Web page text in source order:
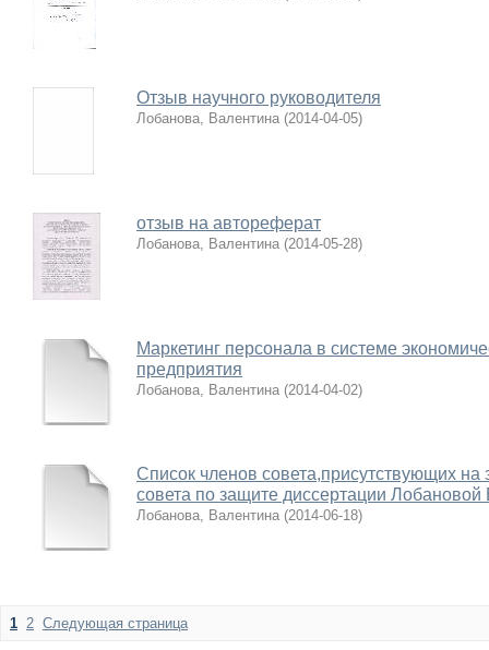
Отзыв научного руководителя
Лобанова, Валентина (2014-04-05)
отзыв на автореферат
Лобанова, Валентина (2014-05-28)
Маркетинг персонала в системе
предприятия
Лобанова, Валентина (2014-04-02)
Список членов совета,присутствующих на
совета по защите диссертации Лобановой
Лобанова, Валентина (2014-06-18)
1 2 Следующая страница